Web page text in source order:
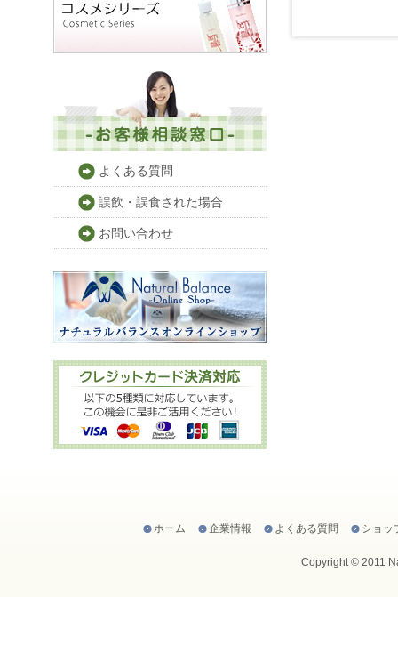
よくある質問
誤飲・誤食された場合
お問い合わせ
ホーム 企業情報 よくある質問 ショッ
Copyright © 2011